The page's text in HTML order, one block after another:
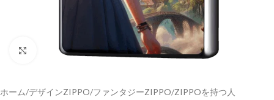
クリックして拡大
ホーム/デザインZIPPO/ファンタジーZIPPO/ZIPPOを持つ人